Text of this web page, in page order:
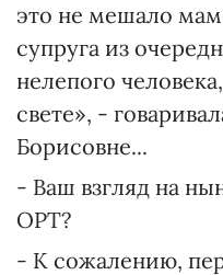
это не мешало
супруга из
нелепого
свете», -
Борисовне...
- Ваш взгляд на
ОРТ?
- К сожалению,